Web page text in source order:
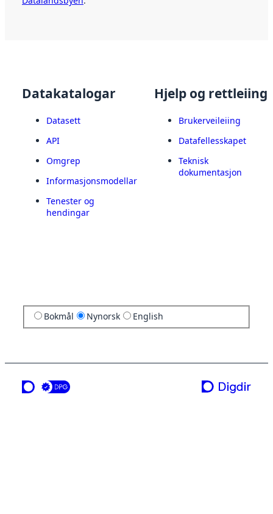
Datakatalogar
Datasett
API
Omgrep
Informasjonsmodellar
Tenester og
hendingar
Hjelp og rettleiing
Brukerveileiing
Datafellesskapet
Teknisk
dokumentasjon
Bokmål Nynorsk English